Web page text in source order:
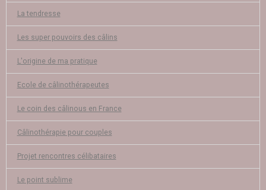
La tendresse
Les super pouvoirs des câlins
L'origine de ma pratique
Ecole de câlinothérapeutes
Le coin des câlinous en France
Câlinothérapie pour couples
Projet rencontres célibataires
Le point sublime